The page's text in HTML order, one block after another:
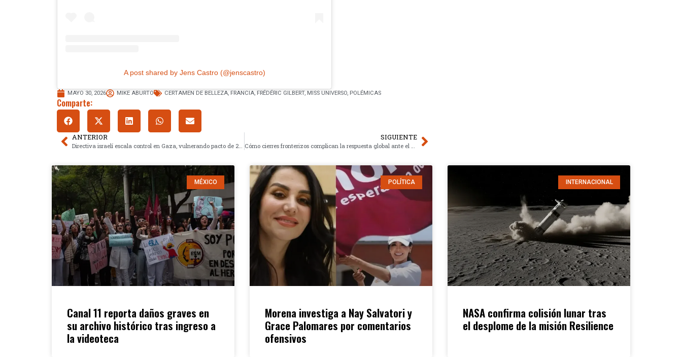
A post shared by Jens Castro (@jenscastro)
MAYO 30, 2026 MIKE ABURTO CERTAMEN DE BELLEZA, FRANCIA, FRÉDÉRIC GILBERT, MISS UNIVERSO, POLÉMICAS
Comparte:
ANTERIOR
Directiva israelí escala control en Gaza, vulnerando pacto de 2025
SIGUIENTE
Cómo cierres fronterizos complican la respuesta global ante el ébola
MÉXICO
Canal 11 reporta daños graves en
su archivo histórico tras ingreso a
la videoteca
POLÍTICA
Morena investiga a Nay Salvatori y
Grace Palomares por comentarios
ofensivos
INTERNACIONAL
NASA confirma colisión lunar tras
el desplome de la misión Resilience